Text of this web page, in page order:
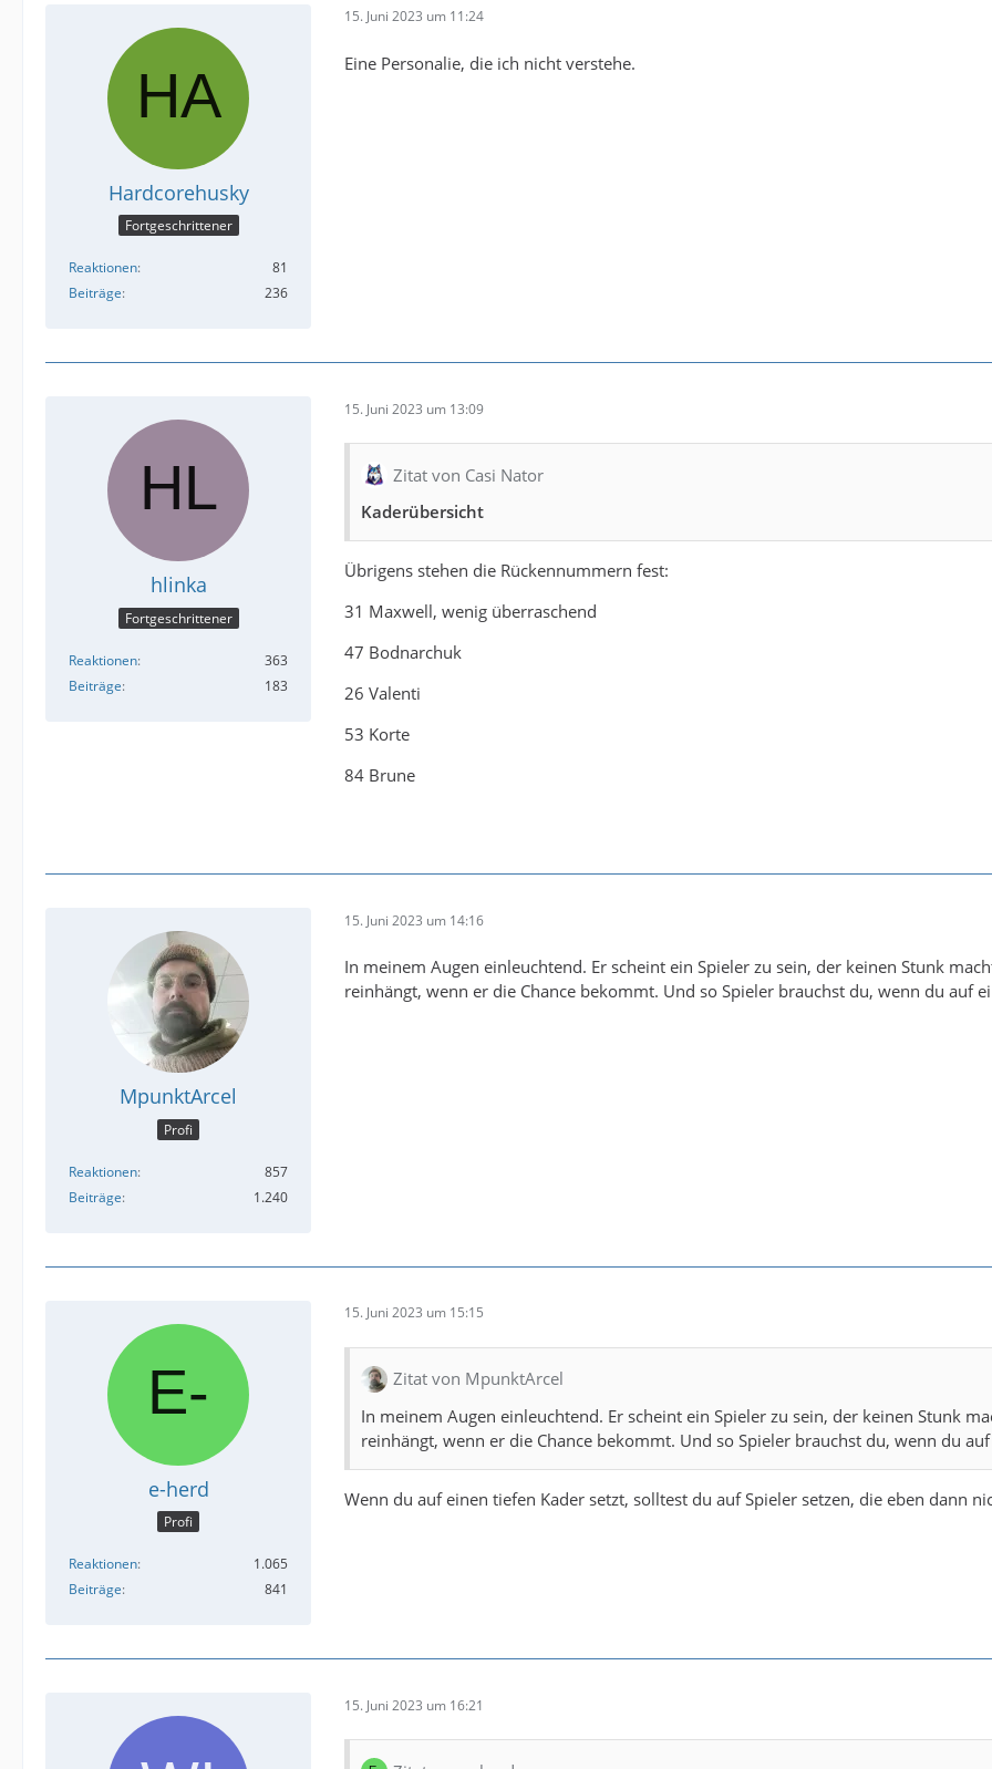
Hardcorehusky
Fortgeschrittener
Reaktionen
81
Beiträge
236
15. Juni 2023 um 11:24
Eine Personalie, die ich nicht verstehe.
hlinka
Fortgeschrittener
Reaktionen
363
Beiträge
183
15. Juni 2023 um 13:09
Zitat von Casi Nator
Kaderübersicht
Übrigens stehen die Rückennummern fest:
31 Maxwell, wenig überraschend
47 Bodnarchuk
26 Valenti
53 Korte
84 Brune
MpunktArcel
Profi
Reaktionen
857
Beiträge
1.240
15. Juni 2023 um 14:16
In meinem Augen einleuchtend. Er scheint ein Spieler zu sein, der keinen Stunk
reinhängt, wenn er die Chance bekommt. Und so Spieler brauchst du, wenn du auf
e-herd
Profi
Reaktionen
1.065
Beiträge
841
15. Juni 2023 um 15:15
Zitat von MpunktArcel
In meinem Augen einleuchtend. Er scheint ein Spieler zu sein, der keinen Stunk
reinhängt, wenn er die Chance bekommt. Und so Spieler brauchst du, wenn du
Wenn du auf einen tiefen Kader setzt, solltest du auf Spieler setzen, die eben dann
15. Juni 2023 um 16:21